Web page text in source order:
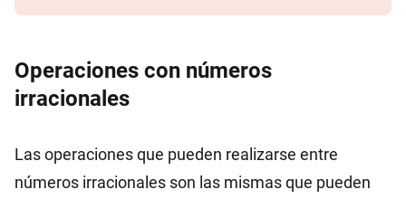
Operaciones con números
irracionales
Las operaciones que pueden realizarse entre
números irracionales son las mismas que pueden